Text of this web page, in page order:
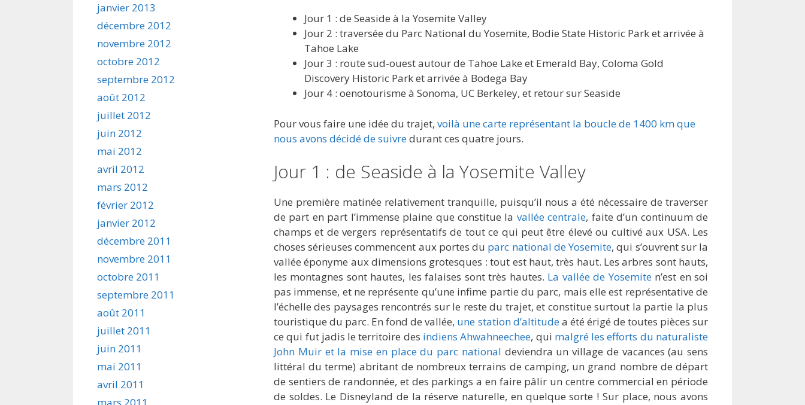
Jour 1 : de Seaside à la Yosemite Valley
Jour 2 : traversée du Parc National du Yosemite, Bodie State Historic Park et arrivée à
Tahoe Lake
Jour 3 : route sud-ouest autour de Tahoe Lake et Emerald Bay, Coloma Gold
Discovery Historic Park et arrivée à Bodega Bay
Jour 4 : oenotourisme à Sonoma, UC Berkeley, et retour sur Seaside
Pour vous faire une idée du trajet, voilà une carte représentant la boucle de 1400 km que
nous avons décidé de suivredurant ces quatre jours.
Jour 1 : de Seaside à la Yosemite Valley
Une première matinée relativement tranquille, puisqu’il nous a été nécessaire de traverser
de part en part l’immense plaine que constitue la vallée centrale, faite d’un continuum de
champs et de vergers représentatifs de tout ce qui peut être élevé ou cultivé aux USA. Les
choses sérieuses commencent aux portes du parc national de Yosemite, qui s’ouvrent sur la
vallée éponyme aux dimensions grotesques : tout est haut, très haut. Les arbres sont hauts,
les montagnes sont hautes, les falaises sont très hautes. La vallée de Yosemiten’est en soi
pas immense, et ne représente qu’une infime partie du parc, mais elle est représentative de
l’échelle des paysages rencontrés sur le reste du trajet, et constitue surtout la partie la plus
touristique du parc. En fond de vallée, une station d’altitudea été érigé de toutes pièces sur
ce qui fut jadis le territoire des indiens Ahwahneechee, qui malgré les efforts du naturaliste
John Muir et la mise en place du parc national deviendra un village de vacances (au sens
littéral du terme) abritant de nombreux terrains de camping, un grand nombre de départ
de sentiers de randonnée, et des parkings a en faire pâlir un centre commercial en période
de soldes. Le Disneyland de la réserve naturelle, en quelque sorte ! Sur place, nous avons
janvier 2013
décembre 2012
novembre 2012
octobre 2012
septembre 2012
août 2012
juillet 2012
juin 2012
mai 2012
avril 2012
mars 2012
février 2012
janvier 2012
décembre 2011
novembre 2011
octobre 2011
septembre 2011
août 2011
juillet 2011
juin 2011
mai 2011
avril 2011